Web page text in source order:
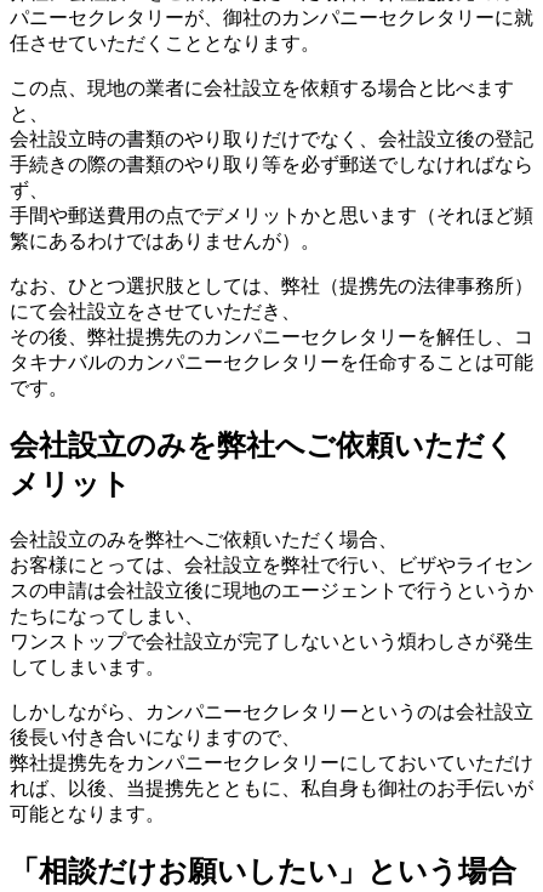
パニーセクレタリーが、御社のカンパニーセクレタリーに就
任させていただくこととなります。
この点、現地の業者に会社設立を依頼する場合と比べます
と、
会社設立時の書類のやり取りだけでなく、会社設立後の登記
手続きの際の書類のやり取り等を必ず郵送でしなければなら
ず、
手間や郵送費用の点でデメリットかと思います（それほど頻
繁にあるわけではありませんが）。
なお、ひとつ選択肢としては、弊社（提携先の法律事務所）
にて会社設立をさせていただき、
その後、弊社提携先のカンパニーセクレタリーを解任し、コ
タキナバルのカンパニーセクレタリーを任命することは可能
です。
会社設立のみを弊社へご依頼いただく
メリット
会社設立のみを弊社へご依頼いただく場合、
お客様にとっては、会社設立を弊社で行い、ビザやライセン
スの申請は会社設立後に現地のエージェントで行うというか
たちになってしまい、
ワンストップで会社設立が完了しないという煩わしさが発生
してしまいます。
しかしながら、カンパニーセクレタリーというのは会社設立
後長い付き合いになりますので、
弊社提携先をカンパニーセクレタリーにしておいていただけ
れば、以後、当提携先とともに、私自身も御社のお手伝いが
可能となります。
「相談だけお願いしたい」という場合